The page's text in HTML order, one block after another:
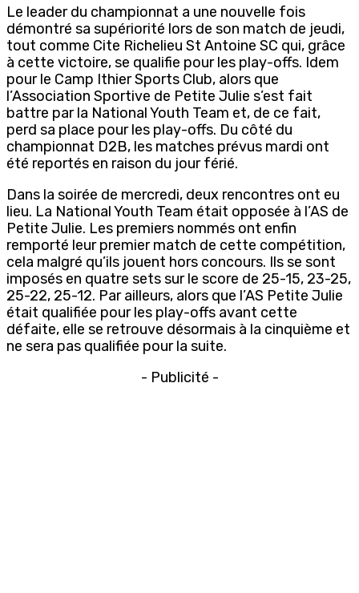
Le leader du championnat a une nouvelle fois
démontré sa supériorité lors de son match de jeudi,
tout comme Cite Richelieu St Antoine SC qui, grâce
à cette victoire, se qualifie pour les play-offs. Idem
pour le Camp Ithier Sports Club, alors que
l’Association Sportive de Petite Julie s’est fait
battre par la National Youth Team et, de ce fait,
perd sa place pour les play-offs. Du côté du
championnat D2B, les matches prévus mardi ont
été reportés en raison du jour férié.
Dans la soirée de mercredi, deux rencontres ont eu
lieu. La National Youth Team était opposée à l’AS de
Petite Julie. Les premiers nommés ont enfin
remporté leur premier match de cette compétition,
cela malgré qu’ils jouent hors concours. Ils se sont
imposés en quatre sets sur le score de 25-15, 23-25,
25-22, 25-12. Par ailleurs, alors que l’AS Petite Julie
était qualifiée pour les play-offs avant cette
défaite, elle se retrouve désormais à la cinquième et
ne sera pas qualifiée pour la suite.
- Publicité -